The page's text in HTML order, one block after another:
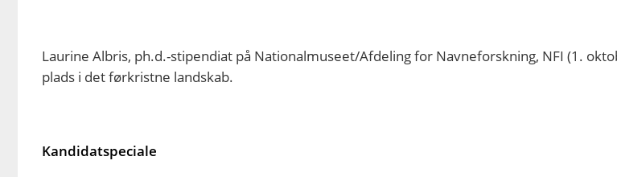
Laurine Albris, ph.d.-stipendiat på Nationalmuseet/Afdeling for Navneforskning, NFI (1.
plads i det førkristne landskab.
Kandidatspeciale